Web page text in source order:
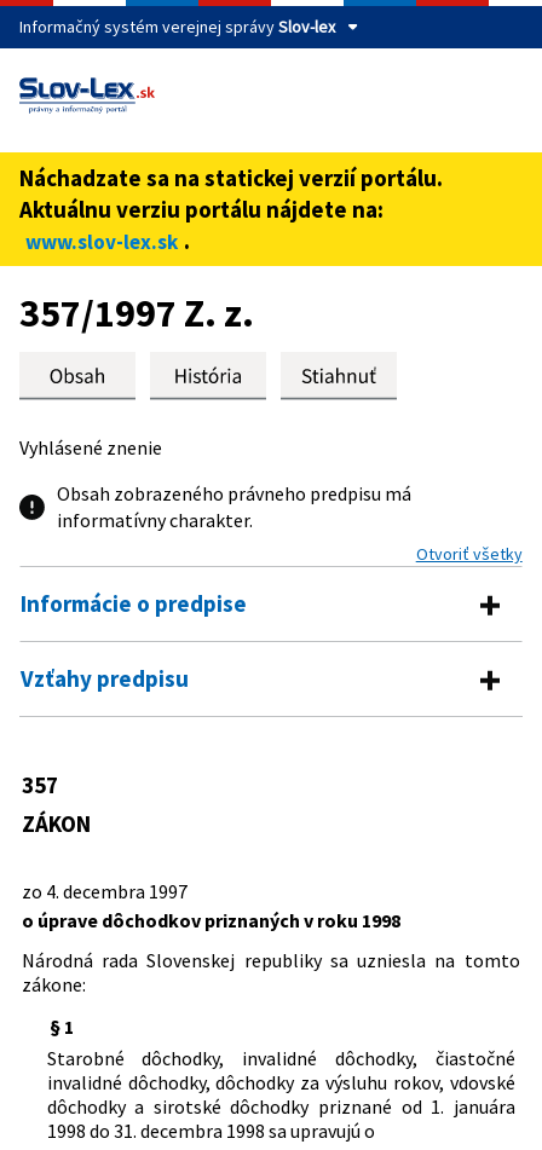
Informačný systém verejnej správySlov-lex
Táto stránka je zabezpečená
cez zabezpečenú webovú stránku verejnej správy SR.
Zabezpečená stránka vždy začína https:// pred názvom
domény webového sídla.
Náchadzate sa na statickej verzií portálu.
Aktuálnu verziu portálu nájdete na:
www.slov-lex.sk .
Preskoč na obsah
357/1997 Z. z.
Vyhlásené znenie
Obsah zobrazeného právneho predpisu má
informatívny charakter.
Otvoriť všetky
Informácie o predpise
Číslo predpisu:
357/1997 Z. z.
Dátum schválenia:
Dátum vyhlásenia:
Právna oblasť:
Rozpočtové právo
Dôchodkové zabezpečenie
Nachádza sa v čiastke: 140/1997
Vzťahy predpisu
357
ZÁKON
zo 4. decembra 1997
o úprave dôchodkov priznaných v roku 1998
Národná rada Slovenskej republiky sa uzniesla na tomto
zákone:
§ 1
Starobné dôchodky, invalidné dôchodky, čiastočné
invalidné dôchodky, dôchodky za výsluhu rokov, vdovské
dôchodky a sirotské dôchodky priznané od 1. januára
1998 do 31. decembra 1998 sa upravujú o